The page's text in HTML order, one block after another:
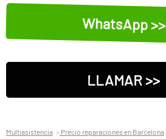
WhatsApp >>
LLAMAR >>
Multiasistencia Precio reparaciones en Barcelona